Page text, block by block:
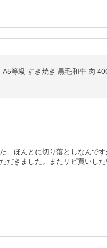
等級 すき焼き 黒毛和牛 肉
…ほんとに切り落としなんです
きました。またリピ買いした